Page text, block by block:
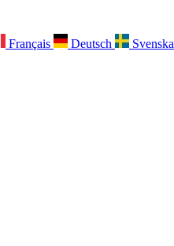
Français Deutsch Svenska